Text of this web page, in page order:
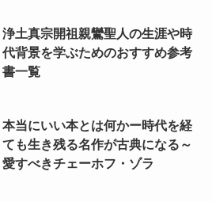
浄土真宗開祖親鸞聖人の生涯や時
代背景を学ぶためのおすすめ参考
書一覧
本当にいい本とは何かー時代を経
ても生き残る名作が古典になる～
愛すべきチェーホフ・ゾラ